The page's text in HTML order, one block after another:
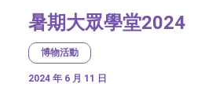
暑期大眾學堂2024
博物活動
2024 年 6 月 11 日